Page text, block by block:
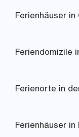
Ferienhäuser in
Feriendomizile
Ferienorte in
Ferienhäuser in